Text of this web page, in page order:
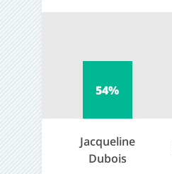
54%
Jacqueline
Dubois